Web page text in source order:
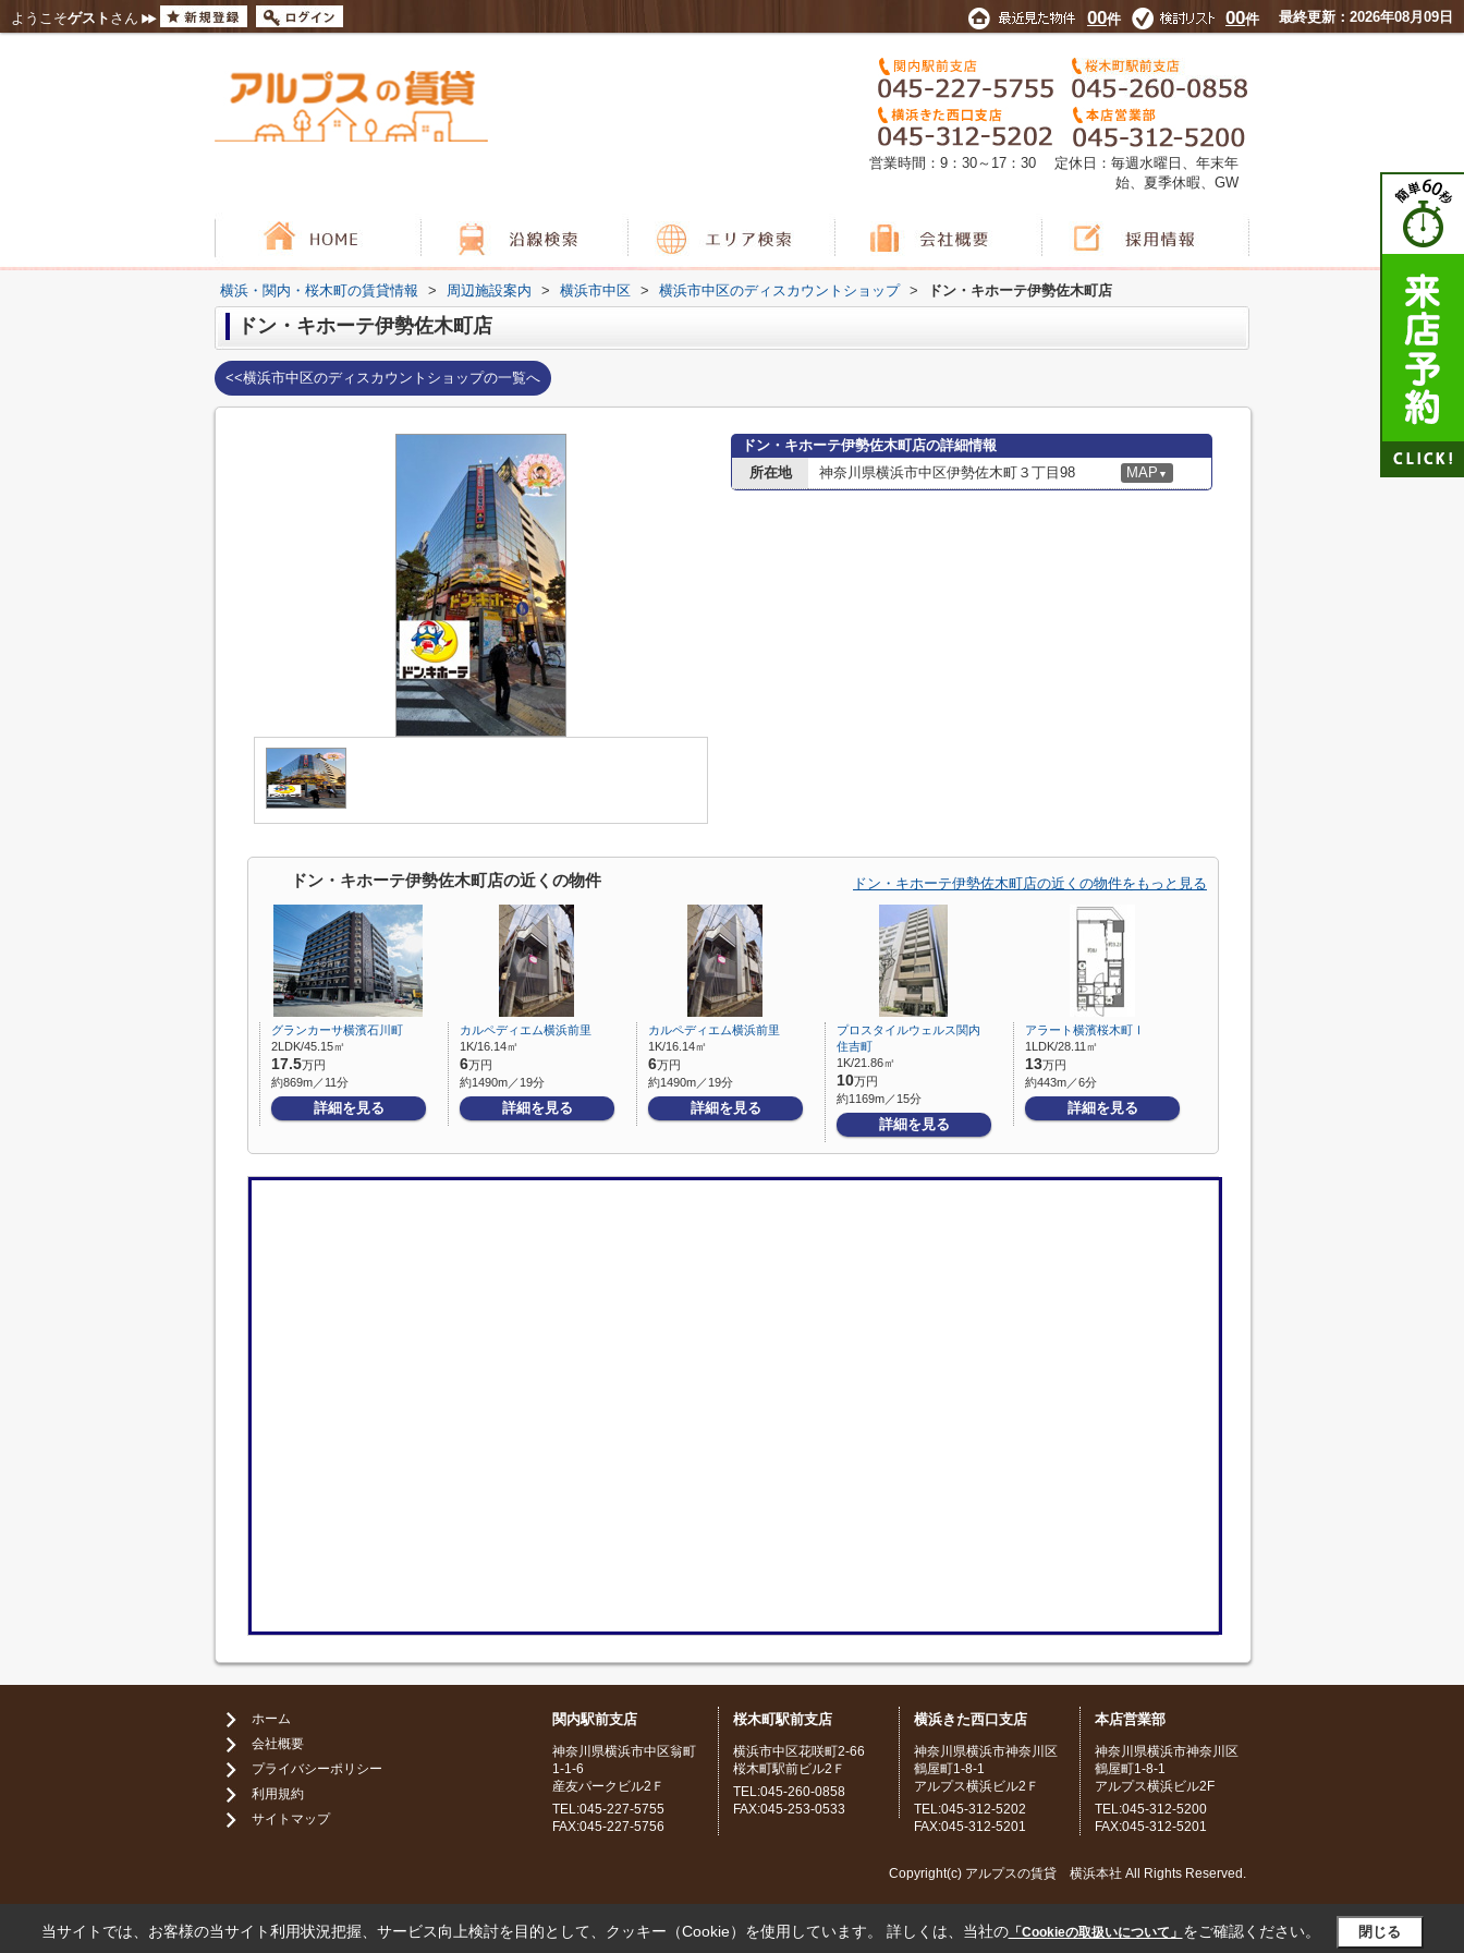
ようこそゲスト さん 00件 00件 最終更新：2026年08月09日
営業時間：9：30～17：30 定休日：毎週水曜日、年末年
始、夏季休暇、GW
横浜・関内・桜木町の賃貸情報 > 周辺施設案内 > 横浜市中区 > 横浜市中区のディスカウントショップ > ドン・キホーテ伊勢佐木町店
ドン・キホーテ伊勢佐木町店
<<横浜市中区のディスカウントショップの一覧へ
ドン・キホーテ伊勢佐木町店の詳細情報
所在地
神奈川県横浜市中区伊勢佐木町３丁目98 MAP ▼
ドン・キホーテ伊勢佐木町店の近くの物件 ドン・キホーテ伊勢佐木町店の近くの物件をもっと見る
グランカーサ横濱石川町
2LDK/45.15㎡
17.5万円
約869m／11分
詳細を見る
カルペディエム横浜前里
1K/16.14㎡
6万円
約1490m／19分
詳細を見る
カルペディエム横浜前里
1K/16.14㎡
6万円
約1490m／19分
詳細を見る
プロスタイルウェルス関内
住吉町
1K/21.86㎡
10万円
約1169m／15分
詳細を見る
アラート横濱桜木町Ⅰ
1LDK/28.11㎡
13万円
約443m／6分
詳細を見る
ホーム
会社概要
プライバシーポリシー
利用規約
サイトマップ
関内駅前支店
神奈川県横浜市中区翁町
1-1-6
産友パークビル2Ｆ
TEL:045-227-5755
FAX:045-227-5756
桜木町駅前支店
横浜市中区花咲町2-66
桜木町駅前ビル2Ｆ
TEL:045-260-0858
FAX:045-253-0533
横浜きた西口支店
神奈川県横浜市神奈川区
鶴屋町1-8-1
アルプス横浜ビル2Ｆ
TEL:045-312-5202
FAX:045-312-5201
本店営業部
神奈川県横浜市神奈川区
鶴屋町1-8-1
アルプス横浜ビル2F
TEL:045-312-5200
FAX:045-312-5201
Copyright(c) アルプスの賃貸 横浜本社 All Rights Reserved.
当サイトでは、お客様の当サイト利用状況把握、サービス向上検討を目的として、クッキー（Cookie）を使用しています。 詳しくは、当社の「Cookieの取扱いについて」 をご確認ください。 閉じる